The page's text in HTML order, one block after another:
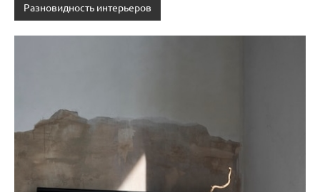
Разновидность интерьеров